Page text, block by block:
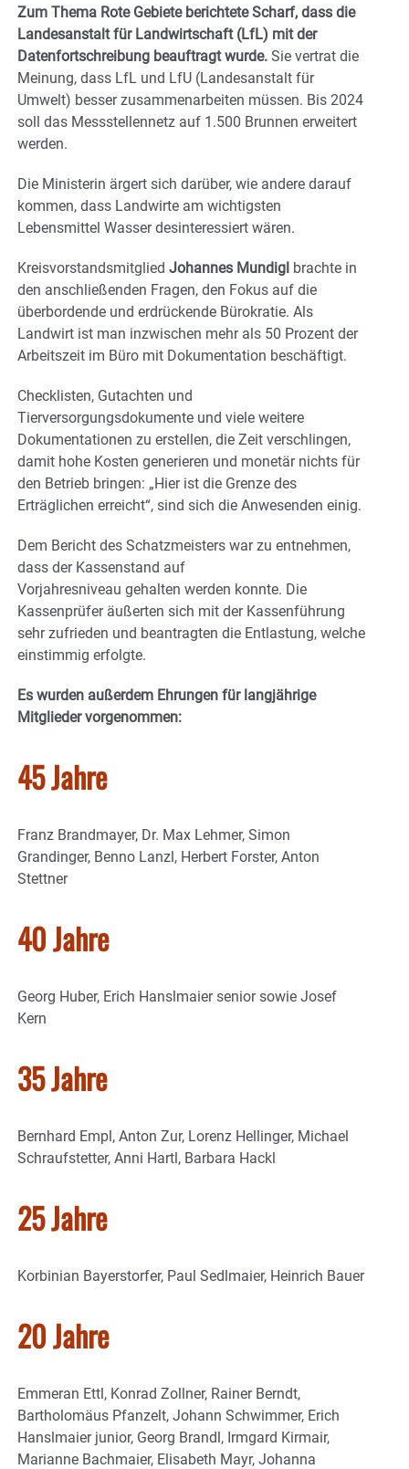
Zum Thema Rote Gebiete berichtete Scharf, dass die
Landesanstalt für Landwirtschaft (LfL) mit der
Datenfortschreibung beauftragt wurde. Sie vertrat die
Meinung, dass LfL und LfU (Landesanstalt für
Umwelt) besser zusammenarbeiten müssen. Bis 2024
soll das Messstellennetz auf 1.500 Brunnen erweitert
werden.
Die Ministerin ärgert sich darüber, wie andere darauf
kommen, dass Landwirte am wichtigsten
Lebensmittel Wasser desinteressiert wären.
Kreisvorstandsmitglied Johannes Mundigl brachte in
den anschließenden Fragen, den Fokus auf die
überbordende und erdrückende Bürokratie. Als
Landwirt ist man inzwischen mehr als 50 Prozent der
Arbeitszeit im Büro mit Dokumentation beschäftigt.
Checklisten, Gutachten und
Tierversorgungsdokumente und viele weitere
Dokumentationen zu erstellen, die Zeit verschlingen,
damit hohe Kosten generieren und monetär nichts für
den Betrieb bringen: „Hier ist die Grenze des
Erträglichen erreicht“, sind sich die Anwesenden einig.
Dem Bericht des Schatzmeisters war zu entnehmen,
dass der Kassenstand auf
Vorjahresniveau gehalten werden konnte. Die
Kassenprüfer äußerten sich mit der Kassenführung
sehr zufrieden und beantragten die Entlastung, welche
einstimmig erfolgte.
Es wurden außerdem Ehrungen für langjährige
Mitglieder vorgenommen:
45 Jahre
Franz Brandmayer, Dr. Max Lehmer, Simon
Grandinger, Benno Lanzl, Herbert Forster, Anton
Stettner
40 Jahre
Georg Huber, Erich Hanslmaier senior sowie Josef
Kern
35 Jahre
Bernhard Empl, Anton Zur, Lorenz Hellinger, Michael
Schraufstetter, Anni Hartl, Barbara Hackl
25 Jahre
Korbinian Bayerstorfer, Paul Sedlmaier, Heinrich Bauer
20 Jahre
Emmeran Ettl, Konrad Zollner, Rainer Berndt,
Bartholomäus Pfanzelt, Johann Schwimmer, Erich
Hanslmaier junior, Georg Brandl, Irmgard Kirmair,
Marianne Bachmaier, Elisabeth Mayr, Johanna